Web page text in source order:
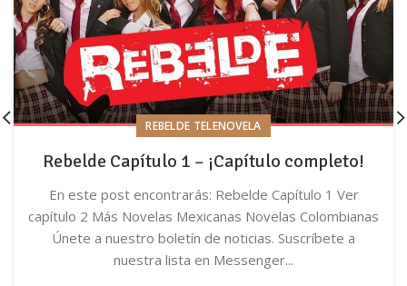
REBELDE TELENOVELA
Rebelde Capítulo 1 – ¡Capítulo completo!
En este post encontrarás: Rebelde Capítulo 1 Ver
capítulo 2 Más Novelas Mexicanas Novelas Colombianas
Únete a nuestro boletín de noticias. Suscríbete a
nuestra lista en Messenger...